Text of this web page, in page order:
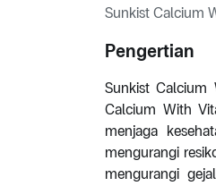
Sunkist Calcium
Pengertian
Sunkist Calcium
Calcium With
menjaga
mengurangi
mengurangi